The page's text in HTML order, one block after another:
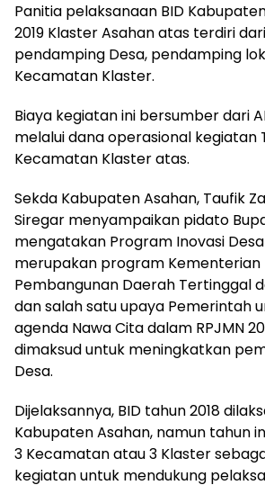
Panitia pelaksanaan BID
2019 Klaster Asahan atas terdiri
pendamping Desa, pendamping
Kecamatan Klaster.
Biaya kegiatan ini bersumber dari
melalui dana operasional kegiatan
Kecamatan Klaster atas.
Sekda Kabupaten Asahan, Taufik
Siregar menyampaikan pidato
mengatakan Program Inovasi
merupakan program Kementerian
Pembangunan Daerah Tertinggal
dan salah satu upaya Pemerintah
agenda Nawa Cita dalam RPJMN
dimaksud untuk meningkatkan
Desa.
Dijelaksannya, BID tahun 2018
Kabupaten Asahan, namun tahun
3 Kecamatan atau 3 Klaster
kegiatan untuk mendukung